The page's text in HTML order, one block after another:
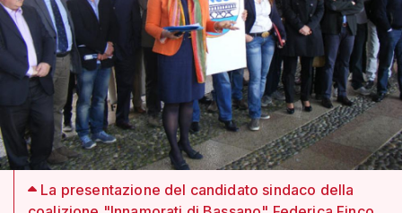
La presentazione del candidato sindaco della